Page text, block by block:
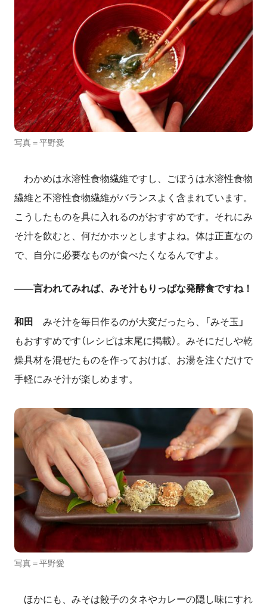
写真＝平野愛
わかめは水溶性食物繊維ですし、ごぼうは水溶性食物
繊維と不溶性食物繊維がバランスよく含まれています。
こうしたものを具に入れるのがおすすめです。それにみ
そ汁を飲むと、何だかホッとしますよね。体は正直なの
で、自分に必要なものが食べたくなるんですよ。
――言われてみれば、みそ汁もりっぱな発酵食ですね！
和田
みそ汁を毎日作るのが大変だったら、「みそ玉」
もおすすめです（レシピは末尾に掲載）。みそにだしや乾
燥具材を混ぜたものを作っておけば、お湯を注ぐだけで
手軽にみそ汁が楽しめます。
写真＝平野愛
ほかにも、みそは餃子のタネやカレーの隠し味にすれ